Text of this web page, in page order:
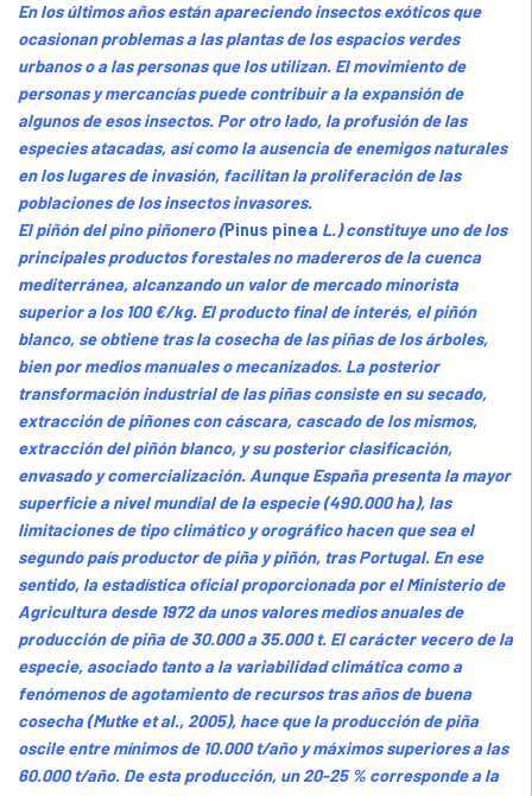
En los últimos años están apareciendo insectos exóticos que
ocasionan problemas a las plantas de los espacios verdes
urbanos o a las personas que los utilizan. El movimiento de
personas y mercancías puede contribuir a la expansión de
algunos de esos insectos. Por otro lado, la profusión de las
especies atacadas, así como la ausencia de enemigos naturales
en los lugares de invasión, facilitan la proliferación de las
poblaciones de los insectos invasores.
El piñón del pino piñonero (Pinus pinea L.) constituye uno de los
principales productos forestales no madereros de la cuenca
mediterránea, alcanzando un valor de mercado minorista
superior a los 100 €/kg. El producto final de interés, el piñón
blanco, se obtiene tras la cosecha de las piñas de los árboles,
bien por medios manuales o mecanizados. La posterior
transformación industrial de las piñas consiste en su secado,
extracción de piñones con cáscara, cascado de los mismos,
extracción del piñón blanco, y su posterior clasificación,
envasado y comercialización. Aunque España presenta la mayor
superficie a nivel mundial de la especie (490.000 ha), las
limitaciones de tipo climático y orográfico hacen que sea el
segundo país productor de piña y piñón, tras Portugal. En ese
sentido, la estadística oficial proporcionada por el Ministerio de
Agricultura desde 1972 da unos valores medios anuales de
producción de piña de 30.000 a 35.000 t. El carácter vecero de la
especie, asociado tanto a la variabilidad climática como a
fenómenos de agotamiento de recursos tras años de buena
cosecha (Mutke et al., 2005), hace que la producción de piña
oscile entre mínimos de 10.000 t/año y máximos superiores a las
60.000 t/año. De esta producción, un 20-25 % corresponde a la